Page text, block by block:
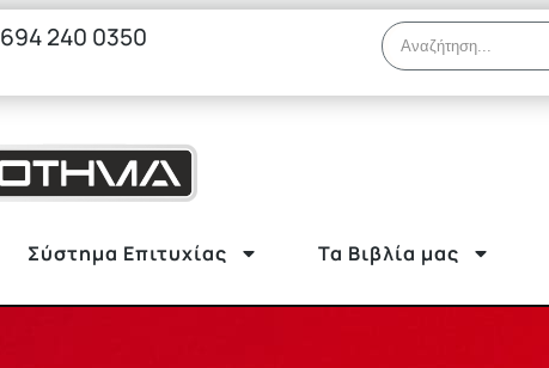
694 240 0350
Σύστημα Επιτυχίας Τα Βιβλία μας